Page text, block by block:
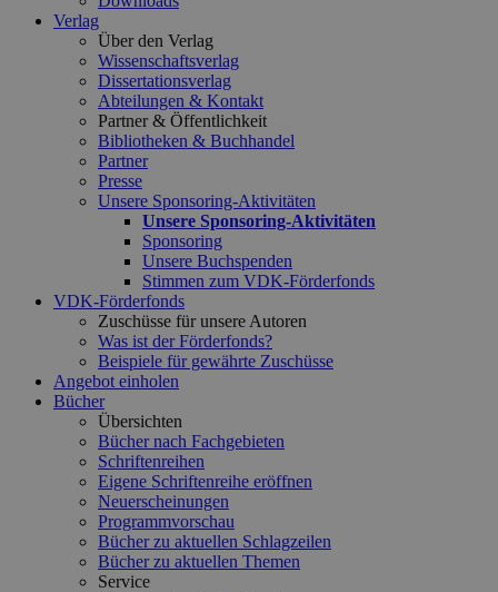
Verlag
Über den Verlag
Wissenschaftsverlag
Dissertationsverlag
Abteilungen & Kontakt
Partner & Öffentlichkeit
Bibliotheken & Buchhandel
Partner
Presse
Unsere Sponsoring-Aktivitäten
Unsere Sponsoring-Aktivitäten
Sponsoring
Unsere Buchspenden
Stimmen zum VDK-Förderfonds
VDK-Förderfonds
Zuschüsse für unsere Autoren
Was ist der Förderfonds?
Beispiele für gewährte Zuschüsse
Angebot einholen
Bücher
Übersichten
Bücher nach Fachgebieten
Schriftenreihen
Eigene Schriftenreihe eröffnen
Neuerscheinungen
Programmvorschau
Bücher zu aktuellen Schlagzeilen
Bücher zu aktuellen Themen
Service